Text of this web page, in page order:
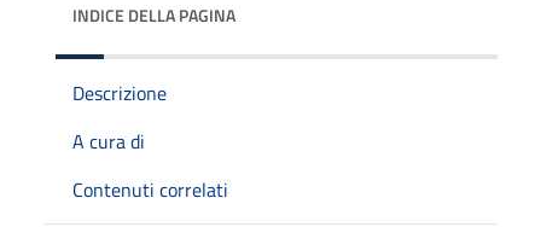
INDICE DELLA PAGINA
Descrizione
A cura di
Contenuti correlati